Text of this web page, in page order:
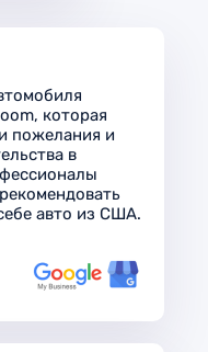
которая
пожелания и
в
авто из США.